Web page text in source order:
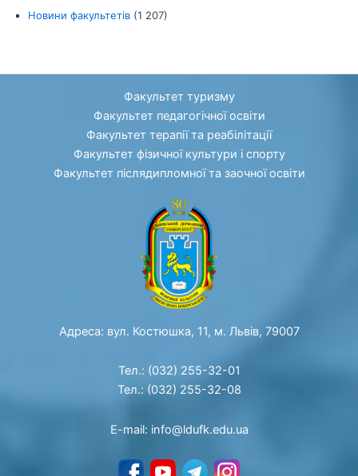
Новини факультетів (1 207)
Факультет туризму
Факультет педагогічної освіти
Факультет терапії та реабілітації
Факультет фізичної культури і спорту
Факультет післядипломної та заочної освіти
Адреса: вул. Костюшка, 11, м. Львів, 79007
Тел.: (032) 255-32-01
Тел.: (032) 255-32-08
E-mail: info@ldufk.edu.ua